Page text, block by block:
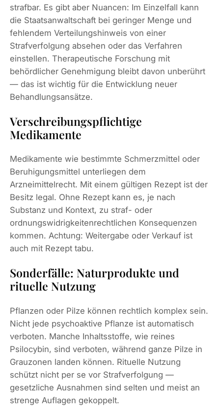
strafbar. Es gibt aber Nuancen: Im Einzelfall kann
die Staatsanwaltschaft bei geringer Menge und
fehlendem Verteilungshinweis von einer
Strafverfolgung absehen oder das Verfahren
einstellen. Therapeutische Forschung mit
behördlicher Genehmigung bleibt davon unberührt
— das ist wichtig für die Entwicklung neuer
Behandlungsansätze.
Verschreibungspflichtige
Medikamente
Medikamente wie bestimmte Schmerzmittel oder
Beruhigungsmittel unterliegen dem
Arzneimittelrecht. Mit einem gültigen Rezept ist der
Besitz legal. Ohne Rezept kann es, je nach
Substanz und Kontext, zu straf- oder
ordnungswidrigkeitenrechtlichen Konsequenzen
kommen. Achtung: Weitergabe oder Verkauf ist
auch mit Rezept tabu.
Sonderfälle: Naturprodukte und
rituelle Nutzung
Pflanzen oder Pilze können rechtlich komplex sein.
Nicht jede psychoaktive Pflanze ist automatisch
verboten. Manche Inhaltsstoffe, wie reines
Psilocybin, sind verboten, während ganze Pilze in
Grauzonen landen können. Rituelle Nutzung
schützt nicht per se vor Strafverfolgung —
gesetzliche Ausnahmen sind selten und meist an
strenge Auflagen gekoppelt.